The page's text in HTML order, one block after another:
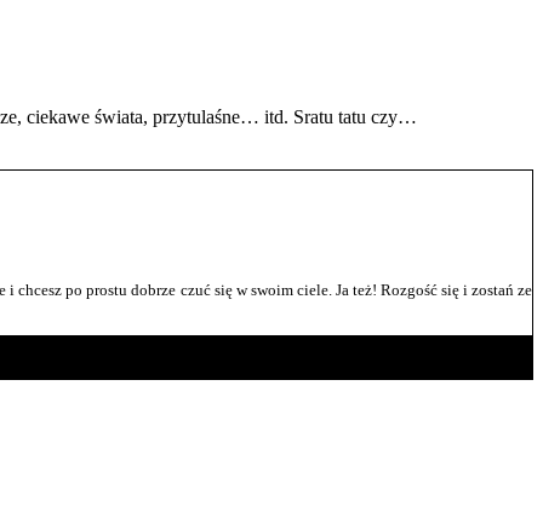
ciekawe świata, przytulaśne… itd. Sratu tatu czy…
chcesz po prostu dobrze czuć się w swoim ciele. Ja też! Rozgość się i zostań ze